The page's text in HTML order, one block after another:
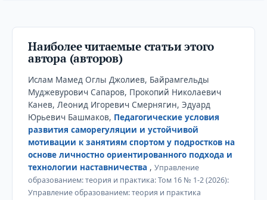
Наиболее читаемые статьи этого
автора (авторов)
Ислам Мамед Оглы Джолиев, Байрамгельды
Муджевурович Сапаров, Прокопий Николаевич
Канев, Леонид Игоревич Смернягин, Эдуард
Юрьевич Башмаков, Педагогические условия
развития саморегуляции и устойчивой
мотивации к занятиям спортом у подростков на
основе личностно ориентированного подхода и
технологии наставничества , Управление
образованием: теория и практика: Том 16 № 1-2 (2026):
Управление образованием: теория и практика